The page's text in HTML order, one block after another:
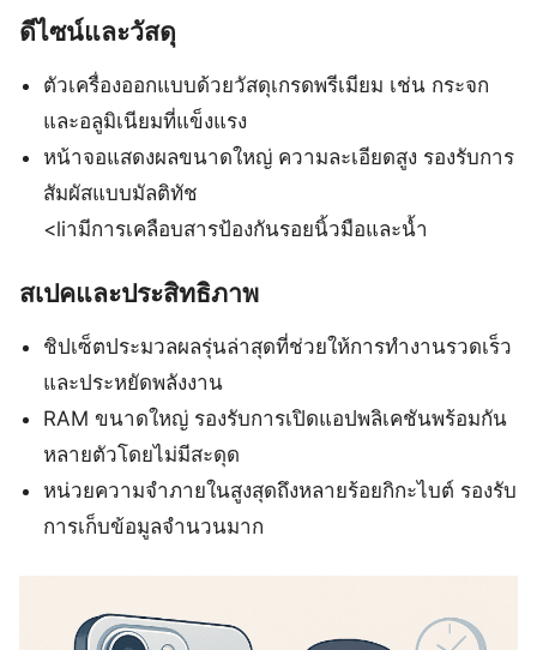
ดีไซน์และวัสดุ
ตัวเครื่องออกแบบด้วยวัสดุเกรดพรีเมียม เช่น กระจก
และอลูมิเนียมที่แข็งแรง
หน้าจอแสดงผลขนาดใหญ่ ความละเอียดสูง รองรับการ
สัมผัสแบบมัลติทัช
<liามีการเคลือบสารป้องกันรอยนิ้วมือและน้ำ
สเปคและประสิทธิภาพ
ชิปเซ็ตประมวลผลรุ่นล่าสุดที่ช่วยให้การทำงานรวดเร็ว
และประหยัดพลังงาน
RAM ขนาดใหญ่ รองรับการเปิดแอปพลิเคชันพร้อมกัน
หลายตัวโดยไม่มีสะดุด
หน่วยความจำภายในสูงสุดถึงหลายร้อยกิกะไบต์ รองรับ
การเก็บข้อมูลจำนวนมาก